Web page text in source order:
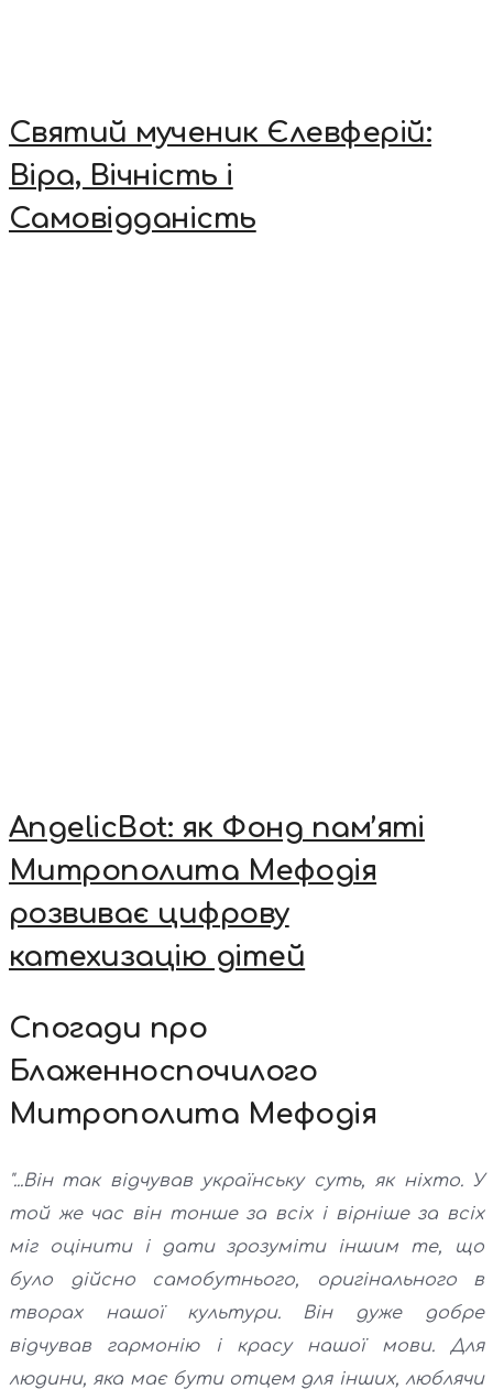
Святий мученик Єлевферій:
Віра, Вічність і
Самовідданість
AngelicBot: як Фонд пам’яті
Митрополита Мефодія
розвиває цифрову
катехизацію дітей
Спогади про
Блаженноспочилого
Митрополита Мефодія
"...Він так відчував українську суть, як ніхто. У
той же час він тонше за всіх і вірніше за всіх
міг оцінити і дати зрозуміти іншим те, що
було дійсно самобутнього, оригінального в
творах нашої культури. Він дуже добре
відчував гармонію і красу нашої мови. Для
людини, яка має бути отцем для інших, люблячи